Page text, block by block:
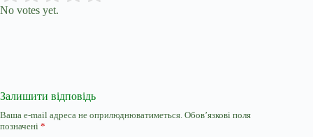
No votes yet.
Залишити відповідь
Ваша e-mail адреса не оприлюднюватиметься. Обов’язкові поля
позначені *